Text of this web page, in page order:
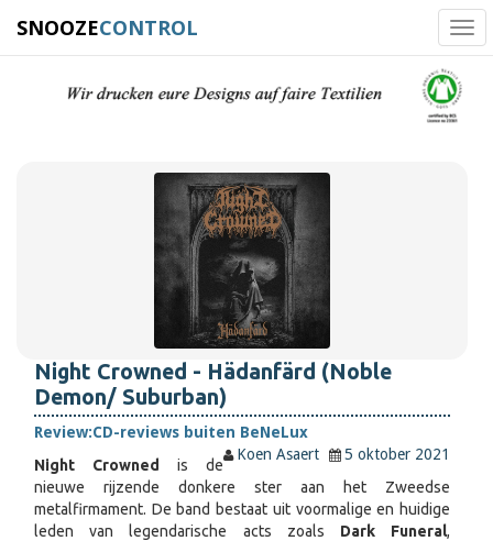
SNOOZECONTROL
Night Crowned - Hädanfärd (Noble
Demon/ Suburban)
Review:CD-reviews buiten BeNeLux
Koen Asaert
5 oktober 2021
Night Crowned is de
nieuwe rijzende donkere ster aan het Zweedse
metalfirmament. De band bestaat uit voormalige en huidige
leden van legendarische acts zoals Dark Funeral,